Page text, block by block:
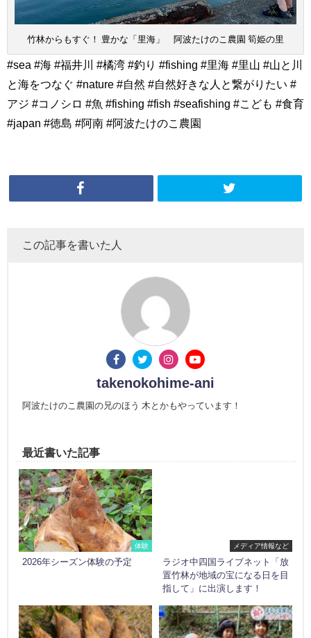
竹林からもすぐ！ 豊かな「里海」 阿波たけのこ農園 筍姫の里
#sea #海 #福井川 #橘湾 #釣り #fishing #里海 #里山 #山と川
と海をつなぐ #nature #自然 #自然好きな人と繋がりたい #
アジ #コノシロ #魚 #fishing #fish #seafishing #こども #食育
#japan #徳島 #阿南 #阿波たけのこ農園
この記事を書いた人
takenokohime-ani
阿波たけのこ農園の兄のほう 木とかもやっています！
最近書いた記事
体験
2026年シーズン体験の予定
メディア情報など
ラジオ中四国ライブネット「放
置竹林が地域の宝になる日を目
指して」に出演します！